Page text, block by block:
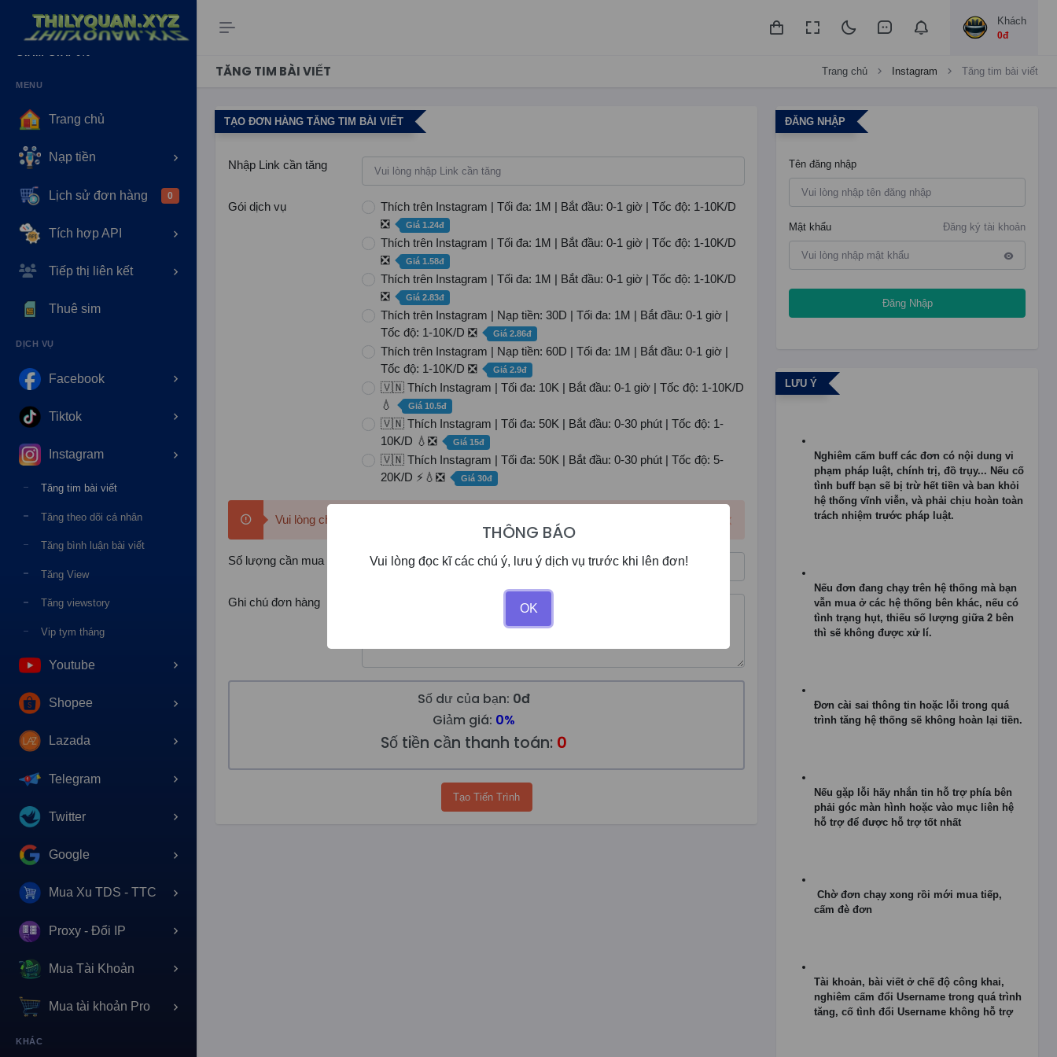
Khách
0đ
SỐ DƯ:0Đ
GIẢM GIÁ: 0%
MENU
Trang chủ
Nạp tiền
Lịch sử đơn hàng 0
Tích hợp API
Tiếp thị liên kết
Thuê sim
DỊCH VỤ
Facebook
Tiktok
Instagram
Tăng tim bài viết
Tăng theo dõi cá nhân
Tăng bình luận bài viết
Tăng View
Tăng viewstory
Vip tym tháng
Youtube
Shopee
Lazada
Telegram
Twitter
Google
Mua Xu TDS - TTC
Proxy - Đổi IP
Mua Tài Khoản
Mua tài khoản Pro
KHÁC
TĂNG TIM BÀI VIẾT Trang chủ Instagram Tăng tim bài viết
TẠO ĐƠN HÀNG TĂNG TIM BÀI VIẾT
Nhập Link cần tăng
Gói dịch vụ
Thích trên Instagram | Tối đa: 1M | Bắt đầu: 0-1 giờ | Tốc độ: 1-10K/D
❎
Giá 1.24đ
Thích trên Instagram | Tối đa: 1M | Bắt đầu: 0-1 giờ | Tốc độ: 1-10K/D
❎
Giá 1.58đ
Thích trên Instagram | Tối đa: 1M | Bắt đầu: 0-1 giờ | Tốc độ: 1-10K/D
❎
Giá 2.83đ
Thích trên Instagram | Nạp tiền: 30D | Tối đa: 1M | Bắt đầu: 0-1 giờ |
Tốc độ: 1-10K/D ❎
Giá 2.86đ
Thích trên Instagram | Nạp tiền: 60D | Tối đa: 1M | Bắt đầu: 0-1 giờ |
Tốc độ: 1-10K/D ❎
Giá 2.9đ
🇻🇳 Thích Instagram | Tối đa: 10K | Bắt đầu: 0-1 giờ | Tốc độ: 1-10K/D
💧
Giá 10.5đ
🇻🇳 Thích Instagram | Tối đa: 50K | Bắt đầu: 0-30 phút | Tốc độ: 1-
10K/D 💧❎
Giá 15đ
🇻🇳 Thích Instagram | Tối đa: 50K | Bắt đầu: 0-30 phút | Tốc độ: 5-
20K/D ⚡💧❎
Giá 30đ
Vui lòng chọn gói dịch vụ cần mua
Số lượng cần mua
Ghi chú đơn hàng
Số dư của bạn: 0đ
Giảm giá: 0%
Số tiền cần thanh toán: 0
Tạo Tiến Trình
ĐĂNG NHẬP
Tên đăng nhập
Đăng ký tài khoản
Mật khẩu
Đăng Nhập
LƯU Ý
Nghiêm cấm buff các đơn có nội dung vi
phạm pháp luật, chính trị, đồ trụy... Nếu cố
tình buff bạn sẽ bị trừ hết tiền và ban khỏi
hệ thống vĩnh viễn, và phải chịu hoàn toàn
trách nhiệm trước pháp luật.
Nếu đơn đang chạy trên hệ thống mà bạn
vẫn mua ở các hệ thống bên khác, nếu có
tình trạng hụt, thiếu số lượng giữa 2 bên
thì sẽ không được xử lí.
Đơn cài sai thông tin hoặc lỗi trong quá
trình tăng hệ thống sẽ không hoàn lại tiền.
Nếu gặp lỗi hãy nhắn tin hỗ trợ phía bên
phải góc màn hình hoặc vào mục liên hệ
hỗ trợ để được hỗ trợ tốt nhất
Chờ đơn chạy xong rồi mới mua tiếp,
cấm đè đơn
Tài khoản, bài viết ở chế độ công khai,
nghiêm cấm đổi Username trong quá trình
tăng, cố tình đổi Username không hỗ trợ
THÔNG BÁO
Vui lòng đọc kĩ các chú ý, lưu ý dịch vụ trước khi lên đơn!
OK